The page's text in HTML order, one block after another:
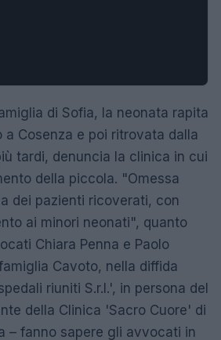
di Sofia, la neonata rapita
a Cosenza e poi ritrovata dalla
tardi, denuncia la clinica in cui
della piccola. "Omessa
dei pazienti ricoverati, con
ai minori neonati", quanto
Chiara Penna e Paolo
Cavoto, nella diffida
riuniti S.r.l.', in persona del
della Clinica 'Sacro Cuore' di
– fanno sapere gli avvocati in